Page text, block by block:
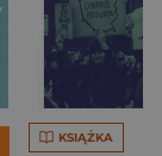
KSIĄŻKA